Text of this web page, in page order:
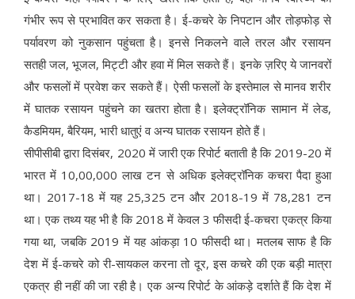
गंभीर रूप से प्रभावित कर सकता है। ई-कचरे के निपटान और तोड़फोड़ से
पर्यावरण को नुकसान पहुंचता है। इनसे निकलने वालेे तरल और रसायन
सतही जल, भूजल, मिट्टी और हवा में मिल सकते हैं। इनके ज़रिए ये जानवरों
और फसलों में प्रवेश कर सकते हैं। ऐसी फसलों के इस्तेमाल से मानव शरीर
में घातक रसायन पहुंचने का खतरा होता है। इलेक्ट्रॉनिक सामान में लेड,
कैडमियम, बैरियम, भारी धातुएं व अन्य घातक रसायन होते हैं।
सीपीसीबी द्वारा दिसंबर, 2020 में जारी एक रिपोर्ट बताती है कि 2019-20 में
भारत में 10,00,000 लाख टन से अधिक इलेक्ट्रॉनिक कचरा पैदा हुआ
था। 2017-18 में यह 25,325 टन और 2018-19 में 78,281 टन
था। एक तथ्य यह भी है कि 2018 में केवल 3 फीसदी ई-कचरा एकत्र किया
गया था, जबकि 2019 में यह आंकड़ा 10 फीसदी था। मतलब साफ है कि
देश में ई-कचरे को री-सायकल करना तो दूर, इस कचरे की एक बड़ी मात्रा
एकत्र ही नहीं की जा रही है। एक अन्य रिपोर्ट के आंकड़े दर्शाते हैं कि देश में